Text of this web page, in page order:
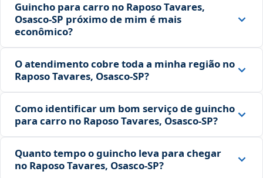
Guincho para carro no Raposo Tavares,
Osasco‑SP próximo de mim é mais
econômico?
O atendimento cobre toda a minha região no
Raposo Tavares, Osasco‑SP?
Como identificar um bom serviço de guincho
para carro no Raposo Tavares, Osasco‑SP?
Quanto tempo o guincho leva para chegar
no Raposo Tavares, Osasco‑SP?